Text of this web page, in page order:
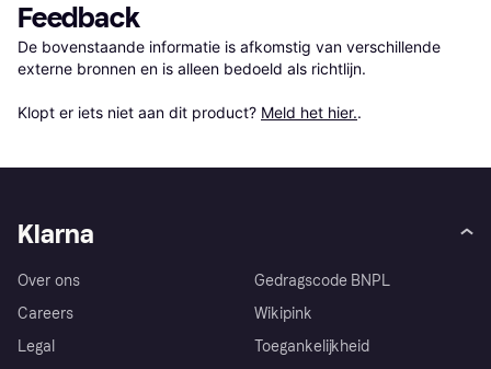
Feedback
De bovenstaande informatie is afkomstig van verschillende
externe bronnen en is alleen bedoeld als richtlijn.
Klopt er iets niet aan dit product? Meld het hier..
Klarna
Over ons
Careers
Legal
Gedragscode BNPL
Wikipink
Toegankelijkheid